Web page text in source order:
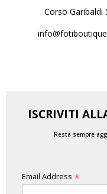
Corso Garibaldi
ISCRIVITI
Resta sempre
Email Address *